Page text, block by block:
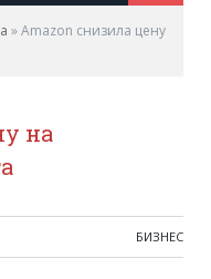
»Amazon снизила цену
на
БИЗНЕС